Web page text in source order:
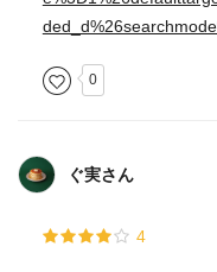
0
ぐ実さん
4